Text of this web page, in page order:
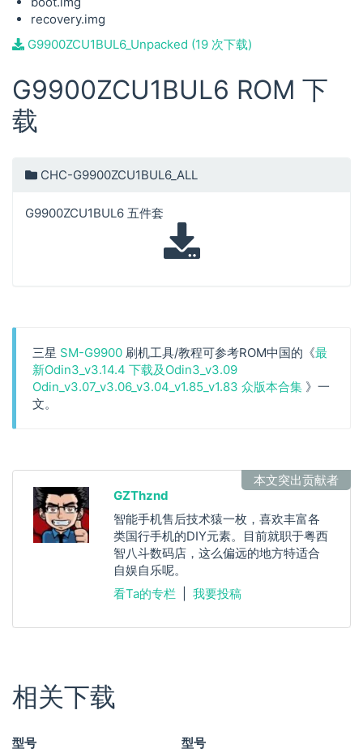
recovery.img
G9900ZCU1BUL6_Unpacked (19 次下载)
G9900ZCU1BUL6 ROM 下
载
CHC-G9900ZCU1BUL6_ALL
G9900ZCU1BUL6 五件套
三星 SM-G9900 刷机工具/教程可参考ROM中国的《最
新Odin3_v3.14.4 下载及Odin3_v3.09
Odin_v3.07_v3.06_v3.04_v1.85_v1.83 众版本合集 》一
文。
本文突出贡献者
GZThznd
智能手机售后技术猿一枚，喜欢丰富各
类国行手机的DIY元素。目前就职于粤西
智八斗数码店，这么偏远的地方特适合
自娱自乐呢。
看Ta的专栏
我要投稿
相关下载
型号
型号